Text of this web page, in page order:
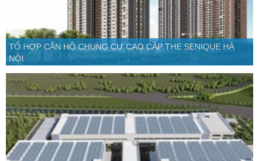
TỔ HỢP CĂN HỘ CHUNG CƯ CAO CẤP THE SENIQUE HÀ
NỘI